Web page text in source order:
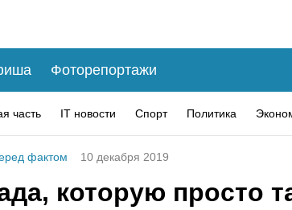
Фоторепортажи
часть IT новости Спорт Политика
фактом 10 декабря 2019
которую просто